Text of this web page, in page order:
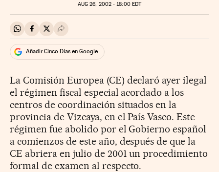
AUG 26, 2002 - 18:00EDT
Compartir en Whatsapp
Compartir en Facebook
Compartir en Twitter
Desplegar Redes Sociales
Añadir Cinco Días en Google
La Comisión Europea (CE) declaró ayer ilegal
el régimen fiscal especial acordado a los
centros de coordinación situados en la
provincia de Vizcaya, en el País Vasco. Este
régimen fue abolido por el Gobierno español
a comienzos de este año, después de que la
CE abriera en julio de 2001 un procedimiento
formal de examen al respecto.